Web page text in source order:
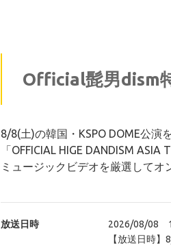
Official髭男dism
8/8(土)の韓国・KSPO DOME公演
「OFFICIAL HIGE DANDISM
ミュージックビデオを厳選してオ
放送日時
2026/08/08
【放送日時